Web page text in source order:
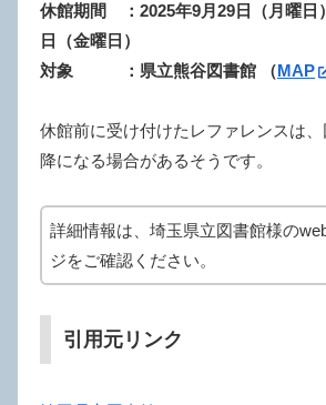
休館期間 ：2025年9月29日（月曜日
日（金曜日）
対象 ：県立熊谷図書館
（MAP
休館前に受け付けたレファレンスは
降になる場合があるそうです。
詳細情報は、埼玉県立図書館様の
ジをご確認ください。
引用元リンク